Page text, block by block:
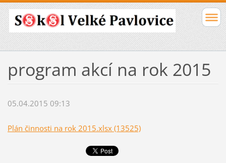
program akcí na rok 2015
05.04.2015 09:13
Plán činnosti na rok 2015.xlsx (13525)